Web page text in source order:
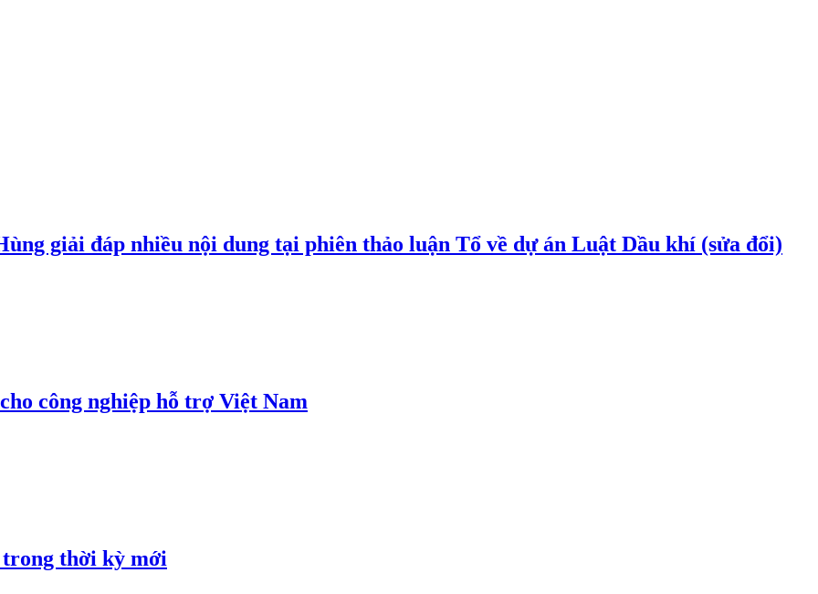
giải đáp nhiều nội dung tại phiên thảo luận Tổ về dự án Luật Dầu khí (sửa đổi)
công nghiệp hỗ trợ Việt Nam
trong thời kỳ mới